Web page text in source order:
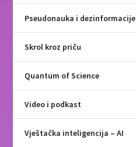
Pseudonauka i dezinformacije
Skrol kroz priču
Quantum of Science
Video i podkast
Vještačka inteligencija – AI